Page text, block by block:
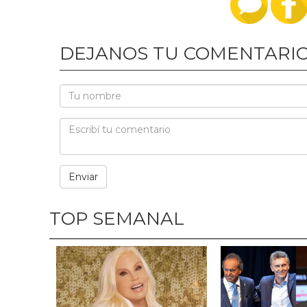
DEJANOS TU
TOP SEMANAL